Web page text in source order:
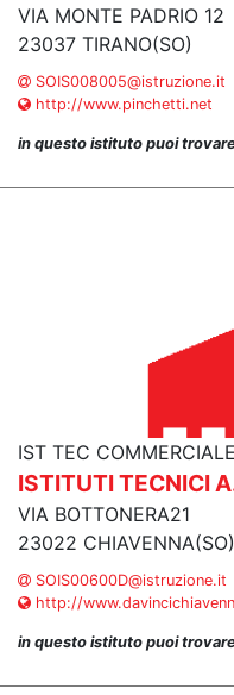
VIA MONTE PADRIO 12
23037 TIRANO(SO)
SOIS008005@istruzione.it
http://www.pinchetti.net
in questo istituto puoi
IST TEC
ISTITUTI TECNICI
VIA BOTTONERA21
23022 CHIAVENNA(SO)
SOIS00600D@istruzione.it
http://
in questo istituto puoi